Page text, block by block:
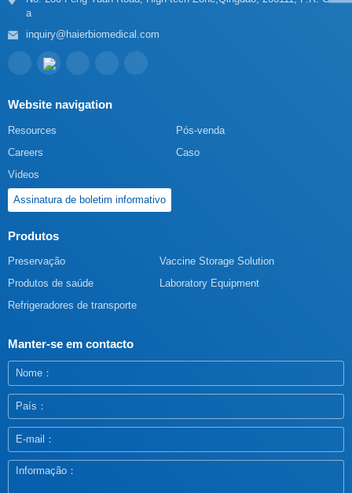
a
inquiry@haierbiomedical.com
Website navigation
Resources
Pós-venda
Careers
Caso
Videos
Assinatura de boletim informativo
Produtos
Preservação
Vaccine Storage Solution
Produtos de saúde
Laboratory Equipment
Refrigeradores de transporte
Manter-se em contacto